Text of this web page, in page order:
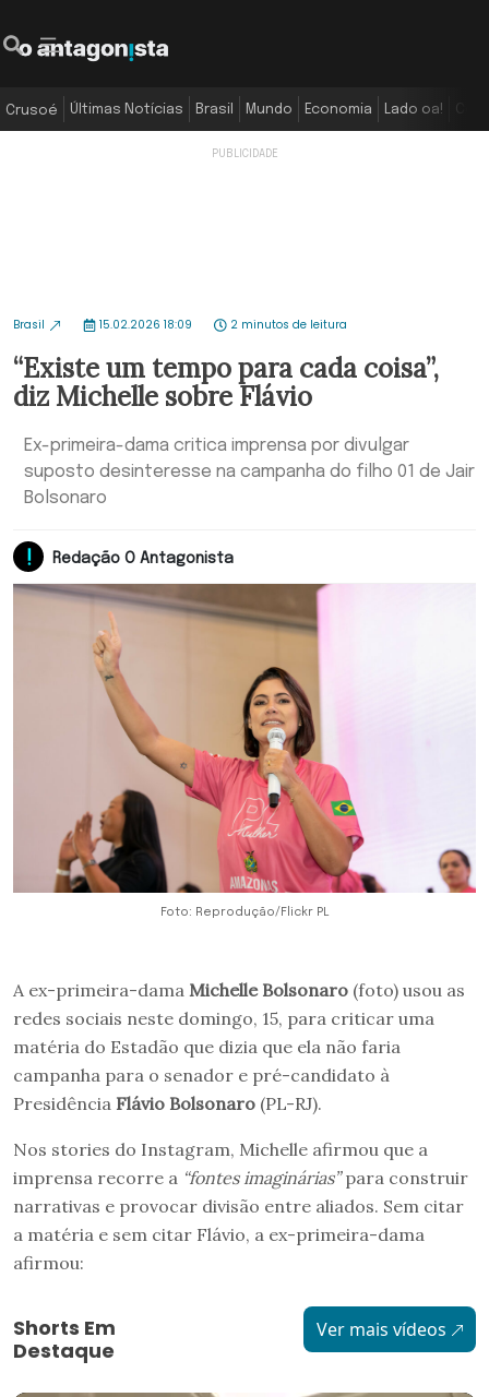
Crusoé Últimas Notícias Brasil Mundo Economia Lado oa!
Brasil 15.02.2026 18:09 2 minutos de leitura
“Existe um tempo para cada coisa”,
diz Michelle sobre Flávio
Ex-primeira-dama critica imprensa por divulgar
suposto desinteresse na campanha do filho 01 de Jair
Bolsonaro
Redação O Antagonista
Foto: Reprodução/Flickr PL
A ex-primeira-dama Michelle Bolsonaro (foto) usou as
redes sociais neste domingo, 15, para criticar uma
matéria do Estadão que dizia que ela não faria
campanha para o senador e pré-candidato à
Presidência Flávio Bolsonaro (PL-RJ).
Nos stories do Instagram, Michelle afirmou que a
imprensa recorre a “fontes imaginárias”para construir
narrativas e provocar divisão entre aliados. Sem citar
a matéria e sem citar Flávio, a ex-primeira-dama
afirmou:
Shorts Em
Destaque
Ver mais vídeos